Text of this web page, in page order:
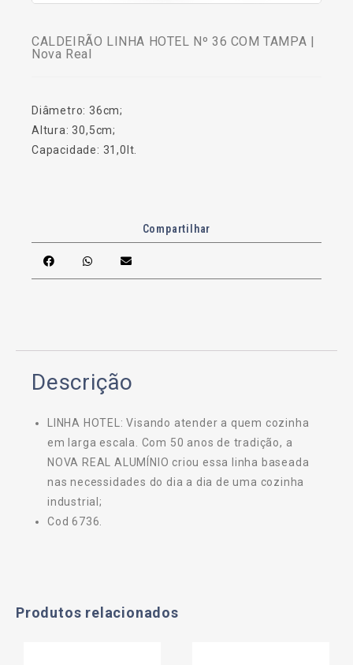
CALDEIRÃO LINHA HOTEL Nº 36 COM TAMPA |
Nova Real
Diâmetro: 36cm;
Altura: 30,5cm;
Capacidade: 31,0lt.
Compartilhar
Descrição
LINHA HOTEL: Visando atender a quem cozinha
em larga escala. Com 50 anos de tradição, a
NOVA REAL ALUMÍNIO criou essa linha baseada
nas necessidades do dia a dia de uma cozinha
industrial;
Cod 6736.
Produtos relacionados